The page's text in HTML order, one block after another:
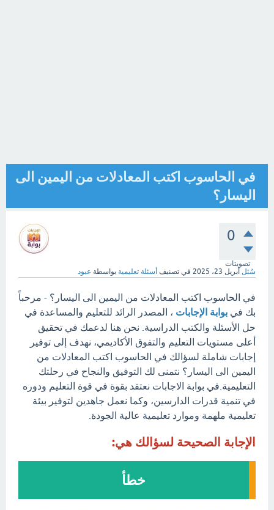
في الحاسوب اكتب المعادلات من اليمين الى
اليسار؟
0
تصويتات
سُئل أبريل 23، 2025 في تصنيف أسئلة تعليمية بواسطة عبود
في الحاسوب اكتب المعادلات من اليمين الى اليسار؟ - مرحباً
بك في بوابة الإجابات ، المصدر الرائد للتعليم والمساعدة في
حل الأسئلة والكتب الدراسية. نحن هنا لدعمك في تحقيق
أعلى مستويات التعليم والتفوق الأكاديمي، نهدف إلى توفير
إجابات شاملة لسؤالك في الحاسوب اكتب المعادلات من
اليمين الى اليسار؟ نتمنى لك التوفيق والنجاح في رحلتك
التعليمية.في بوابة الاجابات نعتقد بقوة في قوة التعليم ودوره
في تنمية قدرات الدارسين، وكما نعمل جاهدين لتوفير بيئة
تعليمية ملهمة وموارد تعليمية عالية الجودة.
الإجابة الصحيحة لسؤالك هي:
خطأ